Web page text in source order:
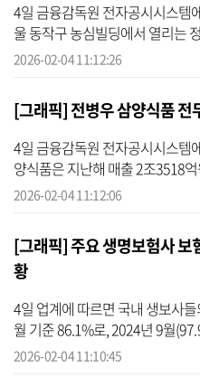
4일 금융감독원 전자공시시스템
울 동작구 농심빌딩에서 열리는
사내이사로 신규 선임하는 안건
2026-02-04 11:12:26
[그래픽] 전병우 삼양식품 전
4일 금융감독원 전자공시시스템
양식품은 지난해 매출 2조3518
5239억원을 기록했다. 2024년 대
2026-02-04 11:12:06
[그래픽] 주요 생명보험사 보
황
4일 업계에 따르면 국내 생보사
월 기준 86.1%로, 2024년 9월
회사별로도 하락 폭이 두드러진
2026-02-04 11:10:45